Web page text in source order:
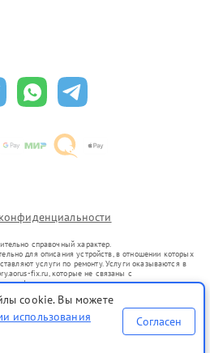
справочный характер.
для описания устройств, в отношении которых
услуги по ремонту. Услуги оказываются в
fix.ru, которые не связаны с
их официальными представителями.
введенных в гражданский оборот в соответствии
цели индивидуализации услуг или введения
информирования о предоставляемых услугах по
публичной офертой, определяемой
cookie. Вы можете
использования
Согласен